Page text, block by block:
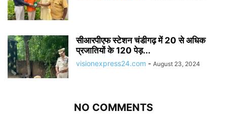
सीआरपीएफ स्टेशन चंडीगढ़ में 20 से अधिक
प्रजातियों के 120 पेड़...
visionexpress24.com - August 23, 2024
NO COMMENTS